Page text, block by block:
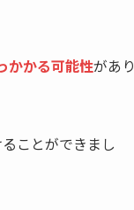
かかる可能性があり
ことができまし